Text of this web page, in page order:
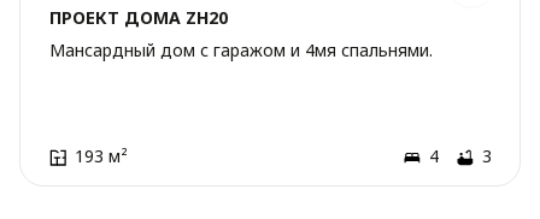
ПРОЕКТ ДОМА ZH20
Мансардный дом с гаражом и 4мя спальнями.
193 м² 4 3